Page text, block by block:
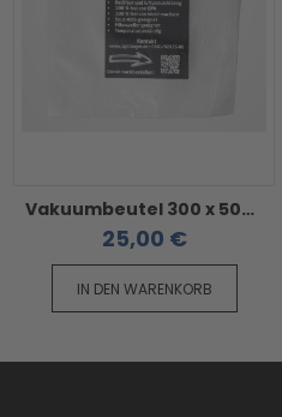
Vakuumbeutel 300 x 500 mm - geriffelt / goffriert / strukturiert 50 Stück
25,00 €
IN DEN WARENKORB